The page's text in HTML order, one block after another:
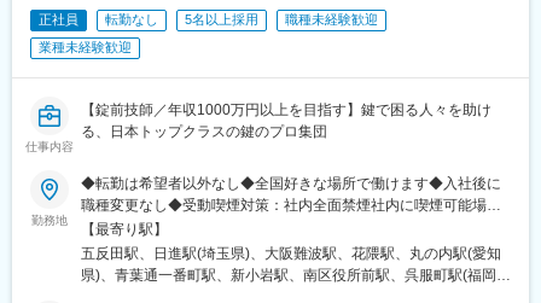
正社員 転勤なし 5名以上採用
職種未経験歓迎
業種未経験歓迎
仕事内容
【錠前技師／年収1000万円以上を目指す】鍵で困る人々を助け
る、日本トップクラスの鍵のプロ集団
勤務地
◆転勤は希望者以外なし◆全国好きな場所で働けます◆入社後に
職種変更なし◆受動喫煙対策：社内全面禁煙社内に喫煙可能場所
あり品川本社／戸越銀座駅4分さいたま支社／宮原駅車7分★大阪
（難波）支社／なんば駅1分神戸支社／花隈駅3分名古屋支社／丸
の内駅5分仙台支社／仙台駅10分新小岩支社／新小岩駅5分広島支
【最寄り駅】
五反田駅、日進駅(埼玉県)、大阪難波駅、花隈駅、丸の内駅(愛知
県)、青葉通一番町駅、新小岩駅、南区役所前駅、呉服町駅(福岡